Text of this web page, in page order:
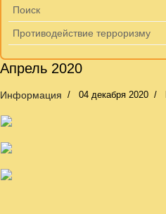
Поиск
Противодействие терроризму
Апрель 2020
Информация 04 декабря 2020